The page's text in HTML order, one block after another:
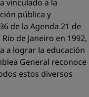
vinculado a la
pública y
de la Agenda 21 de
de Janeiro en 1992,
a lograr la educación
General reconoce
estos diversos